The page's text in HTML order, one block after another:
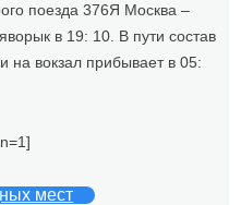
поезда 376Я Москва –
в 19: 10. В пути состав
на вокзал прибывает в 05:
мест